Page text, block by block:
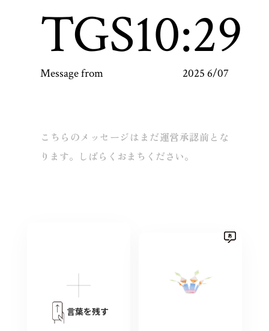
TGS10:29
Message from 2025 6/07
こちらのメッセージはまだ運営承認前とな
ります。しばらくおまちください。
言葉を残す